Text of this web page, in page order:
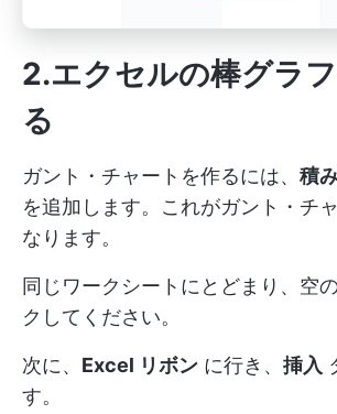
2.エクセルの棒グラ
る
ガント・チャートを作るには、 積
を追加します。これがガント・チ
なります。
同じワークシートにとどまり、空
クしてください。
次に、 Excel リボン に行き、 挿入
す。